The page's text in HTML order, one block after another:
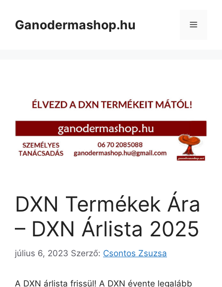
tartalomba
Ganodermashop.hu Menü
DXN Termékek Ára
– DXN Árlista 2025
július 6, 2023 Szerző: Csontos Zsuzsa
A DXN árlista frissül! A DXN évente legalább